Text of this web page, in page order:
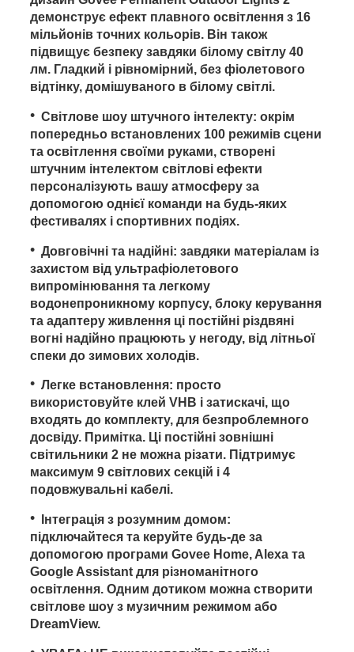
демонструє ефект плавного освітлення з 16
мільйонів точних кольорів. Він також
підвищує безпеку завдяки білому світлу 40
лм. Гладкий і рівномірний, без фіолетового
відтінку, домішуваного в білому світлі.
Світлове шоу штучного інтелекту: окрім
попередньо встановлених 100 режимів сцени
та освітлення своїми руками, створені
штучним інтелектом світлові ефекти
персоналізують вашу атмосферу за
допомогою однієї команди на будь-яких
фестивалях і спортивних подіях.
Довговічні та надійні: завдяки матеріалам із
захистом від ультрафіолетового
випромінювання та легкому
водонепроникному корпусу, блоку керування
та адаптеру живлення ці постійні різдвяні
вогні надійно працюють у негоду, від літньої
спеки до зимових холодів.
Легке встановлення: просто
використовуйте клей VHB і затискачі, що
входять до комплекту, для безпроблемного
досвіду. Примітка. Ці постійні зовнішні
світильники 2 не можна різати. Підтримує
максимум 9 світлових секцій і 4
подовжувальні кабелі.
Інтеграція з розумним домом:
підключайтеся та керуйте будь-де за
допомогою програми Govee Home, Alexa та
Google Assistant для різноманітного
освітлення. Одним дотиком можна створити
світлове шоу з музичним режимом або
DreamView.